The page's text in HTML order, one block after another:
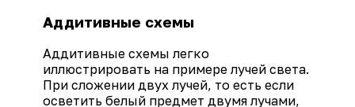
Аддитивные схемы
Аддитивные схемы легко
иллюстрировать на примере лучей света.
При сложении двух лучей, то есть если
осветить белый предмет двумя лучами,